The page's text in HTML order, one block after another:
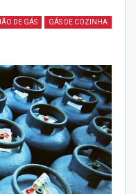
DE GÁS GÁS DE COZINHA